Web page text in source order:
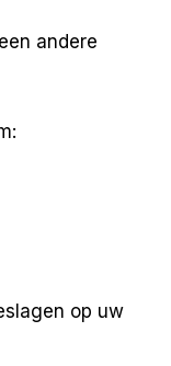
andere
op uw